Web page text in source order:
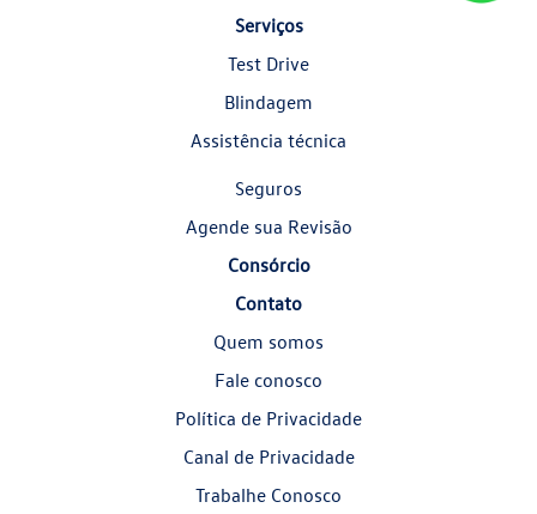
Serviços
Test Drive
Blindagem
Assistência técnica
Seguros
Agende sua Revisão
Consórcio
Contato
Quem somos
Fale conosco
Política de Privacidade
Canal de Privacidade
Trabalhe Conosco